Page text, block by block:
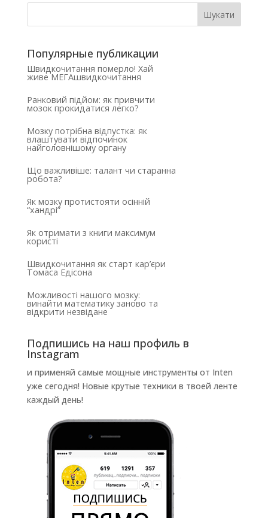
Популярные публикации
Швидкочитання померло! Хай
живе МЕГАшвидкочитання
Ранковий підйом: як привчити
мозок прокидатися легко?
Мозку потрібна відпустка: як
влаштувати відпочинок
найголовнішому органу
Що важливіше: талант чи старанна
робота?
Як мозку протистояти осінній
“хандрі”
Як отримати з книги максимум
користі
Швидкочитання як старт кар’єри
Томаса Едісона
Можливості нашого мозку:
винайти математику заново та
відкрити незвідане
Подпишись на наш профиль в
Instagram
и применяй самые мощные инструменты от Inten
уже сегодня! Новые крутые техники в твоей ленте
каждый день!